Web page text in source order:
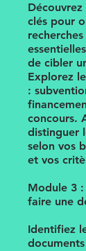
clés pour
de cibler
Explorez
:
concours.
distinguer
selon vos
et vos
Module 3
faire une
Identifiez